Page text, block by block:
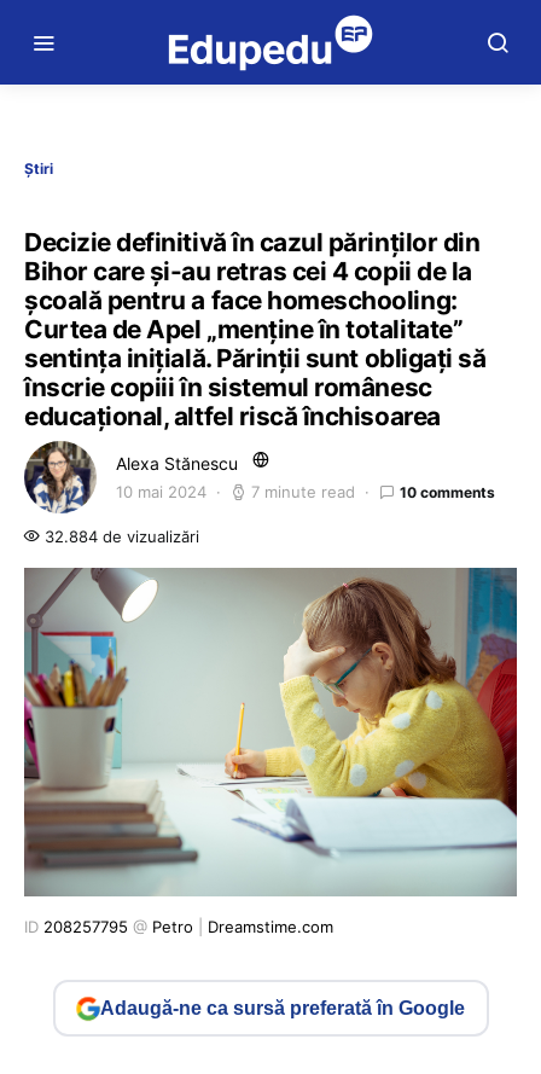
Știri
Decizie definitivă în cazul părinților din
Bihor care și-au retras cei 4 copii de la
școală pentru a face homeschooling:
Curtea de Apel „menține în totalitate”
sentința inițială. Părinții sunt obligați să
înscrie copiii în sistemul românesc
educațional, altfel riscă închisoarea
Alexa Stănescu
10 mai 2024 7 minute read 10 comments
32.884 de vizualizări
ID 208257795 @ Petro Dreamstime.com
Adaugă-ne ca sursă preferată în Google